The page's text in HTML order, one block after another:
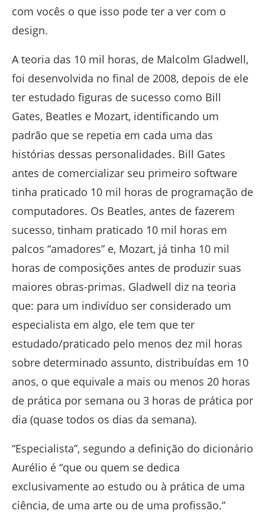
com vocês o que isso pode ter a ver com o
design.
A teoria das 10 mil horas, de Malcolm Gladwell,
foi desenvolvida no final de 2008, depois de ele
ter estudado figuras de sucesso como Bill
Gates, Beatles e Mozart, identificando um
padrão que se repetia em cada uma das
histórias dessas personalidades. Bill Gates
antes de comercializar seu primeiro software
tinha praticado 10 mil horas de programação de
computadores. Os Beatles, antes de fazerem
sucesso, tinham praticado 10 mil horas em
palcos “amadores” e, Mozart, já tinha 10 mil
horas de composições antes de produzir suas
maiores obras-primas. Gladwell diz na teoria
que: para um indivíduo ser considerado um
especialista em algo, ele tem que ter
estudado/praticado pelo menos dez mil horas
sobre determinado assunto, distribuídas em 10
anos, o que equivale a mais ou menos 20 horas
de prática por semana ou 3 horas de prática por
dia (quase todos os dias da semana).
“Especialista”, segundo a definição do dicionário
Aurélio é “que ou quem se dedica
exclusivamente ao estudo ou à prática de uma
ciência, de uma arte ou de uma profissão.”